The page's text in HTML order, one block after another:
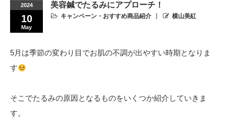
2024
10
May
美容鍼でたるみにアプローチ！
キャンペーン・おすすめ商品紹介 横山美紅
5月は季節の変わり目でお肌の不調が出やすい時期となりま
す
そこでたるみの原因となるものをいくつか紹介していきま
す。